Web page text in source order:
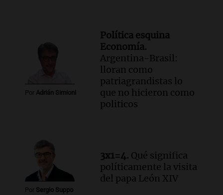
Por Adrián Simioni
Política esquina
Economía.
Argentina-Brasil:
lloran como
patriagrandistas lo
que no hicieron como
politicos
Por Sergio Suppo
3x1=4. Qué significa
políticamente la visita
del papa León XIV